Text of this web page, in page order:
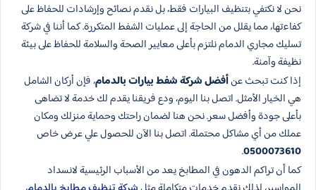
نحن لا نكتفي بتنظيف البيارات فقط، بل نقدم نصائح وإرشادات للحفاظ على
كفاءتها، مما يقلل من الحاجة إلى عمليات الشفط المتكررة. كما أننا في شركة
تسليك مجاري الدمام نلتزم بأعلى معايير الصحة والسلامة للحفاظ على بيئة
نظيفة وآمنة.
إذا كنت تبحث عنأفضل شركة شفط بيارات بالدمام، فإن أركان الشامل
هي الخيار الأمثل. اتصل بنا اليوم، ودع فريقنا يقدم لك خدمة لا تضاهى
بأعلى جودة وأفضل سعر. نحن هنا لضمان راحتك وحماية منزلك ومكان
عملك من أي مشاكل محتملة. اتصل بنا الآن للحصول علي عرض خاص
0500073610
.
كما أن تراكم الدهون في المطابخ يعد من الأسباب الرئيسية لانسداد